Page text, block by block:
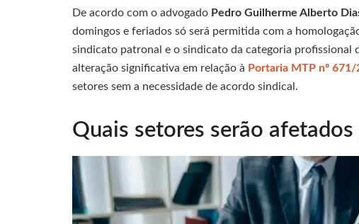
De acordo com o advogado Pedro Guilherme Alberto
domingos e feriados só será permitida com a
sindicato patronal e o sindicato da categoria profissional
alteração significativa em relação à Portaria MTP nº 671/
setores sem a necessidade de acordo sindical.
Quais setores serão afetados